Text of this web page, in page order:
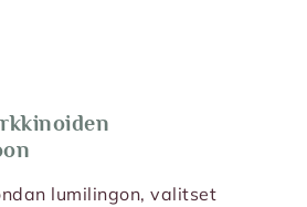
lumilingon, valitset